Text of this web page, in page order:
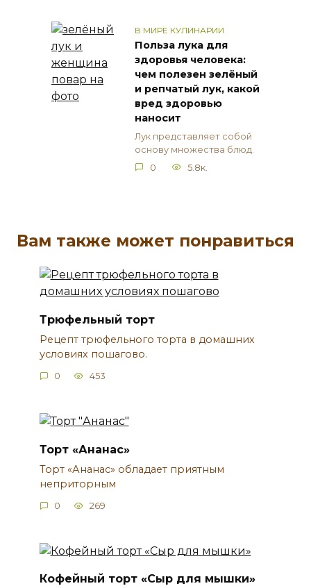
В МИРЕ КУЛИНАРИИ
Польза лука для
здоровья человека:
чем полезен зелёный
и репчатый лук, какой
вред здоровью
наносит
Лук представляет собой
основу множества блюд.
0
5.8к.
Вам также может понравиться
Трюфельный торт
Рецепт трюфельного торта в домашних
условиях пошагово.
0 453
Торт «Ананас»
Торт «Ананас» обладает приятным
неприторным
0 269
Кофейный торт «Сыр для мышки»